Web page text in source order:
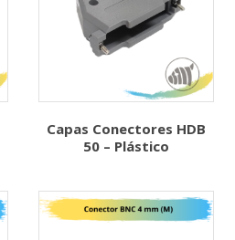
Capas Conectores HDB
50 – Plástico